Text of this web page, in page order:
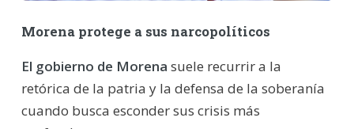
Morena protege a sus narcopolíticos
El gobierno de Morena suele recurrir a la
retórica de la patria y la defensa de la soberanía
cuando busca esconder sus crisis más